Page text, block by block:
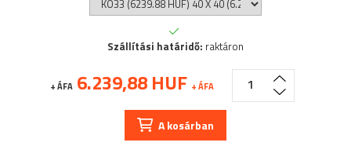
Szállítási határidő: raktáron
+ ÁFA 6.239,88 HUF + ÁFA
A kosárban